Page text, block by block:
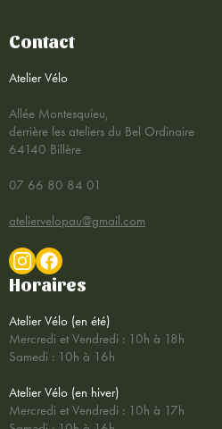
Contact
Atelier Vélo
Allée Montesquieu,
derrière les ateliers du Bel Ordinaire
64140 Billère
07 66 80 84 01
ateliervelopau@gmail.com
Horaires
Atelier Vélo (en été)
Mercredi et Vendredi : 10h à 18h
Samedi : 10h à 16h
Atelier Vélo (en hiver)
Mercredi et Vendredi : 10h à 17h